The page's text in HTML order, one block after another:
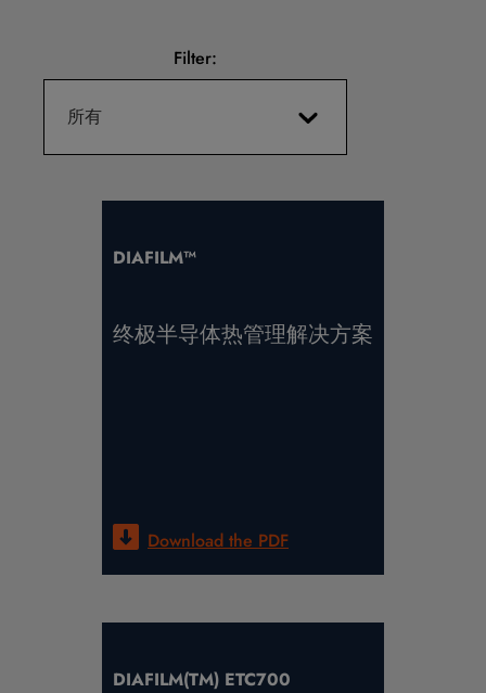
Filter:
所有
DIAFILM™
终极半导体热管理解决方案
Download the PDF
DIAFILM(TM) ETC700